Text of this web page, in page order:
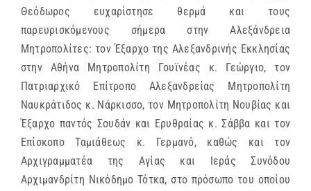
Θεόδωρος ευχαρίστησε θερμά και τους
παρευρισκόμενους σήμερα στην Αλεξάνδρεια
Μητροπολίτες: τον Έξαρχο της Αλεξανδρινής Εκκλησίας
στην Αθήνα Μητροπολίτη Γουϊνέας κ. Γεώργιο, τον
Πατριαρχικό Επίτροπο Αλεξανδρείας Μητροπολίτη
Ναυκράτιδος κ. Νάρκισσο, τον Μητροπολίτη Νουβίας και
Έξαρχο παντός Σουδάν και Ερυθραίας κ. Σάββα και τον
Επίσκοπο Ταμιάθεως κ. Γερμανό, καθώς και τον
Αρχιγραμματέα της Αγίας και Ιεράς Συνόδου
Αρχιμανδρίτη Νικόδημο Τότκα, στο πρόσωπο του οποίου